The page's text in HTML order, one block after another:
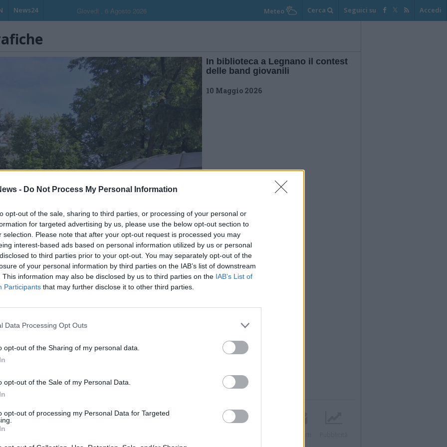
- Do Not Process My Personal Information
opt-out of the sale, sharing to third parties, or processing of your personal or
for targeted advertising by us, please use the below opt-out section to
selection. Please note that after your opt-out request is processed you may
interest-based ads based on personal information utilized by us or personal
to third parties prior to your opt-out. You may separately opt-out of the
of your personal information by third parties on the IAB’s list of downstream
This information may also be disclosed by us to third parties on the IAB’s List of
Participants that may further disclose it to other third parties.
Data Processing Opt Outs
opt-out of the Sharing of my personal data.
opt-out of the Sale of my Personal Data.
opt-out of processing my Personal Data for Targeted
News24 Giovedi , 6 Agosto 2026 Meteo Cerca Seguici su Accedi
1 di 4
delle band giovanili in biblioteca a Legnano
In biblioteca a Legnano il contest
delle band giovanili
10 Maggio 2026